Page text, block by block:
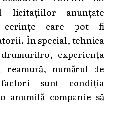
licitațiilor anunțate
cerințe care pot fi
În special, tehnica
experiența
reamură, numărul de
sunt condiția
anumită companie să